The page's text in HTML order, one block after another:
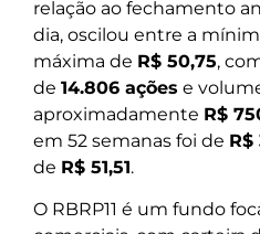
relação ao fechamento
dia, oscilou entre a
máxima de R$ 50,75,
de 14.806 ações e
aproximadamente R$
em 52 semanas foi de R$
de R$ 51,51.
O RBRP11 é um fundo